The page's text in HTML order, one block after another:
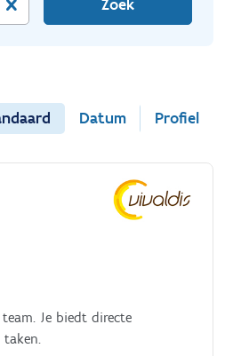
Zoek
Datum Profiel
Je biedt directe